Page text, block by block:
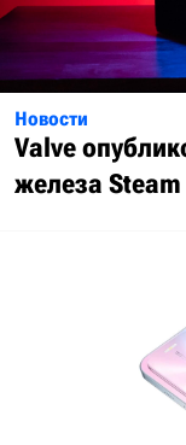
Новости
Valve
железа Steam